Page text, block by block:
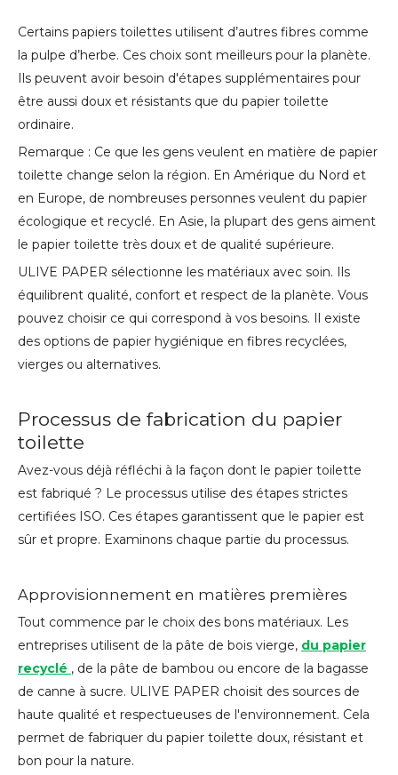
Certains papiers toilettes utilisent d’autres fibres comme
la pulpe d’herbe. Ces choix sont meilleurs pour la planète.
Ils peuvent avoir besoin d'étapes supplémentaires pour
être aussi doux et résistants que du papier toilette
ordinaire.
Remarque : Ce que les gens veulent en matière de papier
toilette change selon la région. En Amérique du Nord et
en Europe, de nombreuses personnes veulent du papier
écologique et recyclé. En Asie, la plupart des gens aiment
le papier toilette très doux et de qualité supérieure.
ULIVE PAPER sélectionne les matériaux avec soin. Ils
équilibrent qualité, confort et respect de la planète. Vous
pouvez choisir ce qui correspond à vos besoins. Il existe
des options de papier hygiénique en fibres recyclées,
vierges ou alternatives.
Processus de fabrication du papier
toilette
Avez-vous déjà réfléchi à la façon dont le papier toilette
est fabriqué ? Le processus utilise des étapes strictes
certifiées ISO. Ces étapes garantissent que le papier est
sûr et propre. Examinons chaque partie du processus.
Approvisionnement en matières premières
Tout commence par le choix des bons matériaux. Les
entreprises utilisent de la pâte de bois vierge, du papier
recyclé , de la pâte de bambou ou encore de la bagasse
de canne à sucre. ULIVE PAPER choisit des sources de
haute qualité et respectueuses de l'environnement. Cela
permet de fabriquer du papier toilette doux, résistant et
bon pour la nature.